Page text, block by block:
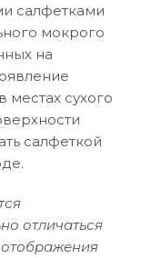
салфетками
мокрого
на
сухого
салфеткой
отличаться